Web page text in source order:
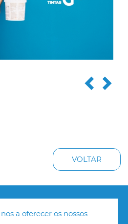
VOLTAR
a oferecer os nossos